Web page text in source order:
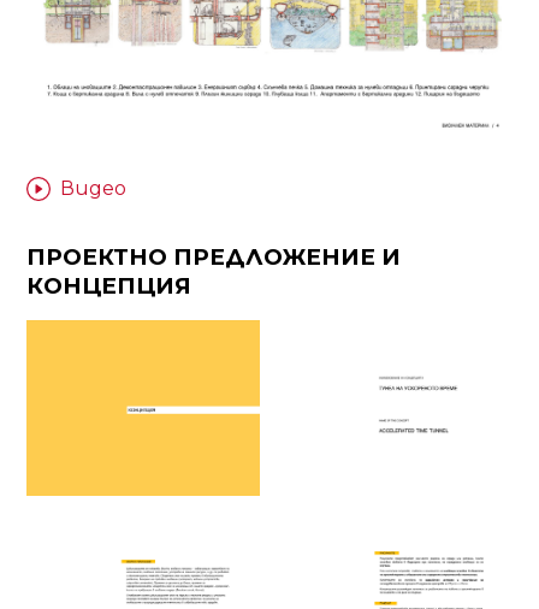
Видео
ПРОЕКТНО ПРЕДЛОЖЕНИЕ И
КОНЦЕПЦИЯ